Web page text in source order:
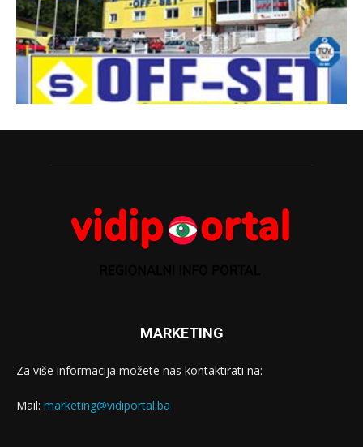
MARKETING
Za više informacija možete nas kontaktirati na:
Mail: marketing@vidiportal.ba